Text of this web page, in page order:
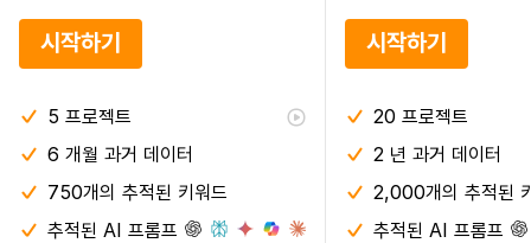
시작하기 시작하기
5 프로젝트
6 개월 과거 데이터
750개의 추적된 키워드
추적된 AI 프롬프
20 프로젝트
2 년 과거 데이터
2,000개의 추적된
추적된 AI 프롬프